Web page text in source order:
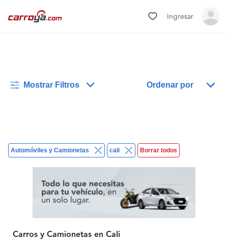
Ingresar
Mostrar Filtros Ordenar por
Automóviles y Camionetas cali Borrar todos
Carros y Camionetas en Cali